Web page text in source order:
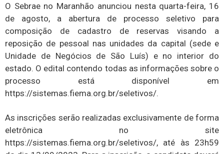
O Sebrae no Maranhão anunciou nesta quarta-feira, 16
de agosto, a abertura de processo seletivo para
composição de cadastro de reservas visando a
reposição de pessoal nas unidades da capital (sede e
Unidade de Negócios de São Luís) e no interior do
estado. O edital contendo todas as informações sobre o
processo está disponível em
https://sistemas.fiema.org.br/seletivos/.
As inscrições serão realizadas exclusivamente de forma
eletrônica no site
https://sistemas.fiema.org.br/seletivos/, até às 23h59